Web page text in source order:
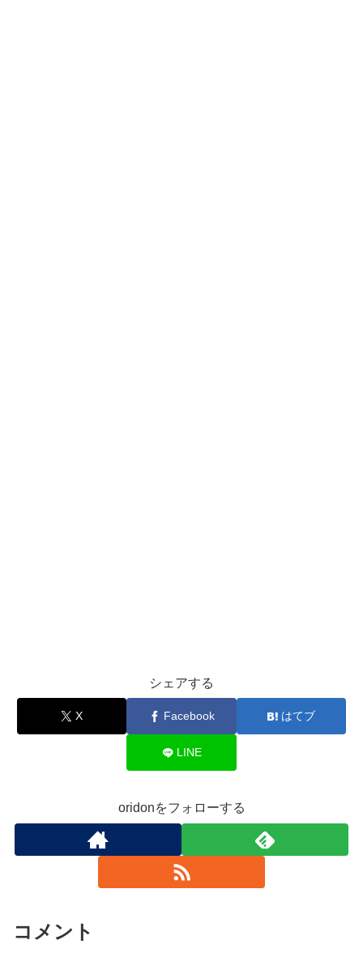
シェアする
X Facebook はてブ
LINE
oridonをフォローする
コメント